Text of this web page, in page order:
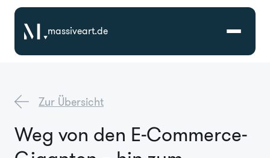
massiveart.de
Zur Übersicht
Weg von den E-Commerce-